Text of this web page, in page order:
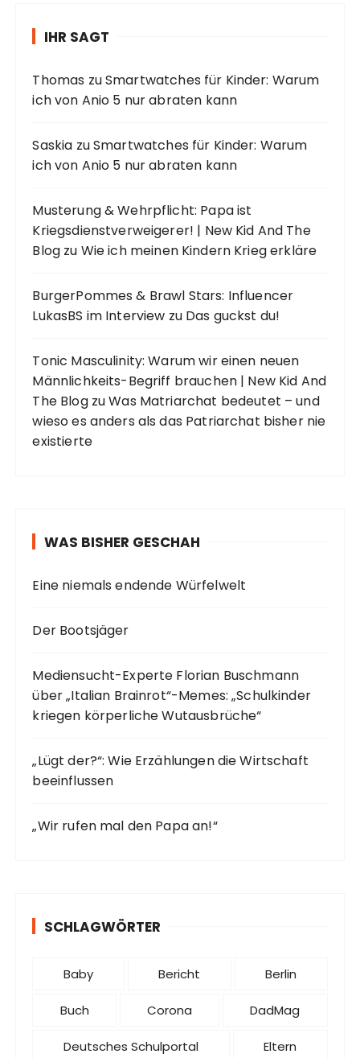
IHR SAGT
Thomas zuSmartwatches für Kinder: Warum
ich von Anio 5 nur abraten kann
Saskia zuSmartwatches für Kinder: Warum
ich von Anio 5 nur abraten kann
Musterung & Wehrpflicht: Papa ist
Kriegsdienstverweigerer! | New Kid And The
Blog zu Wie ich meinen Kindern Krieg erkläre
BurgerPommes & Brawl Stars: Influencer
LukasBS im Interview zu Das guckst du!
Tonic Masculinity: Warum wir einen neuen
Männlichkeits-Begriff brauchen | New Kid And
The BlogzuWas Matriarchat bedeutet – und
wieso es anders als das Patriarchat bisher nie
existierte
WAS BISHER GESCHAH
Eine niemals endende Würfelwelt
Der Bootsjäger
Mediensucht-Experte Florian Buschmann
über „Italian Brainrot“-Memes: „Schulkinder
kriegen körperliche Wutausbrüche“
„Lügt der?“: Wie Erzählungen die Wirtschaft
beeinflussen
„Wir rufen mal den Papa an!“
SCHLAGWÖRTER
Baby Bericht Berlin
Buch Corona DadMag
Deutsches Schulportal Eltern